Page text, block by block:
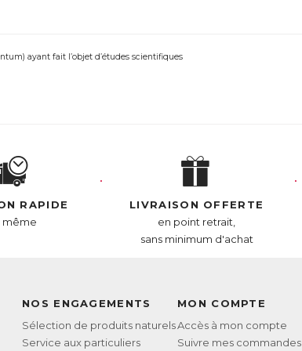
ayant fait l’objet d’études scientifiques
ayant fait l’objet d’études scientifiques
RAPIDE
même
LIVRAISON OFFERTE
en point retrait,
sans minimum d'achat
NOS ENGAGEMENTS
Sélection de produits naturels
Service aux particuliers
MON COMPTE
Accès à mon compte
Suivre mes commandes